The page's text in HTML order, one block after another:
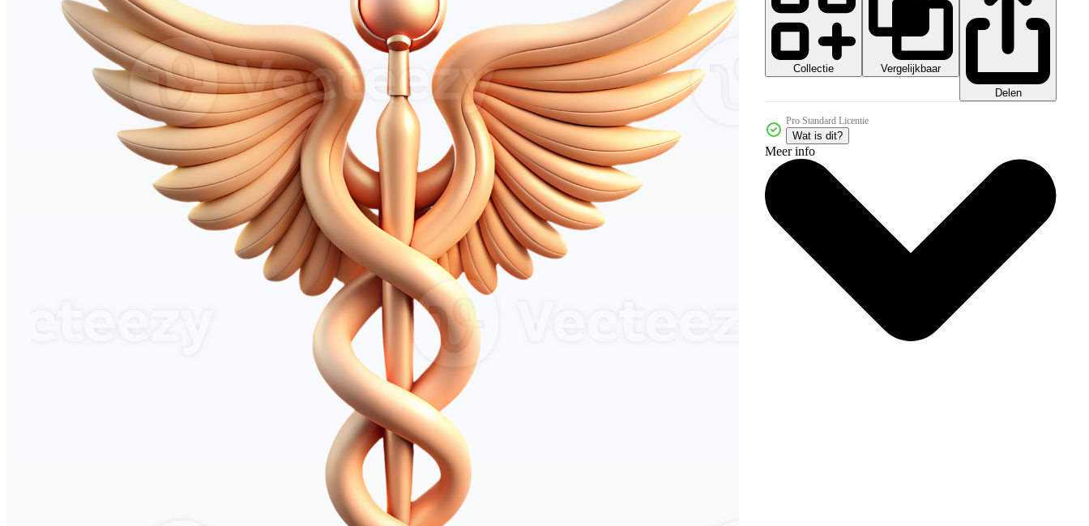
Collectie
Vergelijkbaar
Delen
Pro Standard Licentie
Wat is dit?
Meer info